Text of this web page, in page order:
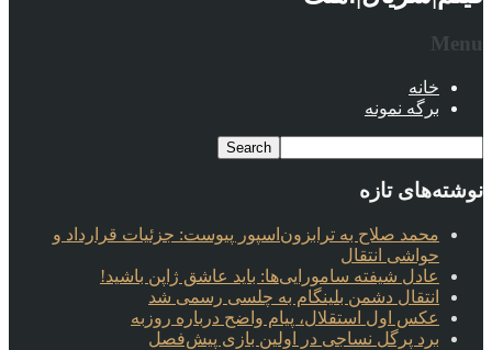
Menu
خانه
برگه نمونه
نوشته‌های تازه
محمد صلاح به ترابزون‌اسپور پیوست: جزئیات قرارداد و
حواشی انتقال
عادل شیفته سامورایی‌ها: باید عاشق ژاپن باشید!
انتقال دشمن بلینگام به چلسی رسمی شد
عکس اول استقلال، پیام واضح درباره روزبه
برد پرگل نساجی در اولین بازی پیش‌فصل